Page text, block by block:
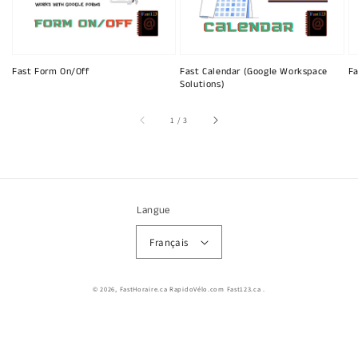
Fast Form On/Off
Fast Calendar (Google Workspace
Solutions)
1 /sur
3
Langue
Français
© 2026, FastHoraire.ca RapidoVélo.com Fast123.ca